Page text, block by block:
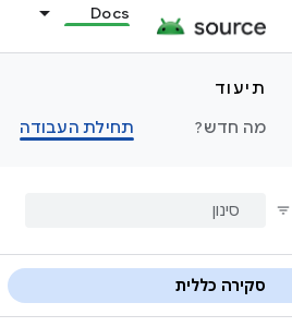
Docs
תיעוד
מה חדש?
תחילת העבודה
סקירה כללית